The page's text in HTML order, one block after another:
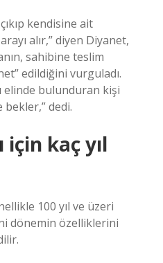
kendisine ait
alır,” diyen Diyanet,
sahibine teslim
edildiğini vurguladı.
elinde bulunduran kişi
dedi.
kaç yıl
100 yıl ve üzeri
dönemin özelliklerini